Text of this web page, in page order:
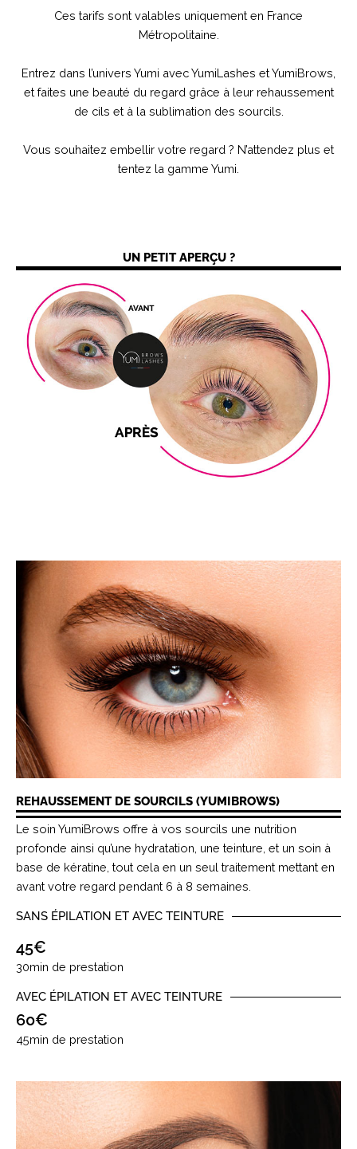
Ces tarifs sont valables uniquement en France
Métropolitaine.
Entrez dans l’univers Yumi avec YumiLashes et YumiBrows,
et faites une beauté du regard grâce à leur rehaussement
de cils et à la sublimation des sourcils.
Vous souhaitez embellir votre regard ? N’attendez plus et
tentez la gamme Yumi.
UN PETIT APERÇU ?
REHAUSSEMENT DE SOURCILS (YUMIBROWS)
Le soin YumiBrows offre à vos sourcils une nutrition
profonde ainsi qu’une hydratation, une teinture, et un soin à
base de kératine, tout cela en un seul traitement mettant en
avant votre regard pendant 6 à 8 semaines.
SANS ÉPILATION ET AVEC TEINTURE
45€
30min de prestation
AVEC ÉPILATION ET AVEC TEINTURE
60€
45min de prestation